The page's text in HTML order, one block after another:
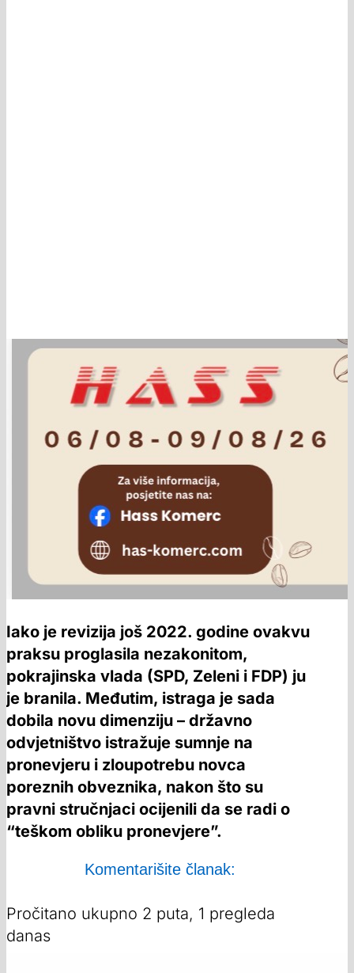
Iako je revizija još 2022. godine ovakvu
praksu proglasila nezakonitom,
pokrajinska vlada (SPD, Zeleni i FDP) ju
je branila. Međutim, istraga je sada
dobila novu dimenziju – državno
odvjetništvo istražuje sumnje na
pronevjeru i zloupotrebu novca
poreznih obveznika, nakon što su
pravni stručnjaci ocijenili da se radi o
“teškom obliku pronevjere”.
Komentarišite članak:
Pročitano ukupno 2 puta, 1 pregleda
danas